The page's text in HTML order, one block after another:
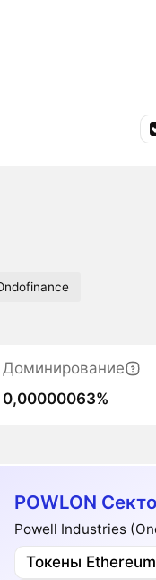
Доминирование
0,00000063%
POWLON
Powell Industries
Токены Ethereum